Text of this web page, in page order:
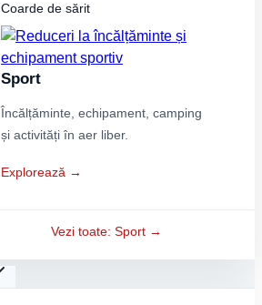
Coarde de sărit
Sport
Încălțăminte, echipament, camping
și activități în aer liber.
Explorează →
Vezi toate: Sport →